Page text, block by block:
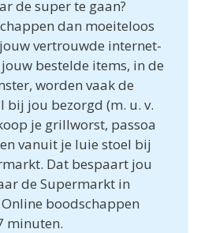
de super te gaan?
dan moeiteloos
vertrouwde internet-
bestelde items, in de
worden vaak de
bij jou bezorgd (m. u. v.
je grillworst, passoa
vanuit je luie stoel bij
Dat bespaart jou
de Supermarkt in
boodschappen
minuten.